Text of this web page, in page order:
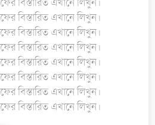
বিস্তারিত এখানে লিখুন।
বিস্তারিত এখানে লিখুন।
বিস্তারিত এখানে লিখুন।
বিস্তারিত এখানে লিখুন।
বিস্তারিত এখানে লিখুন।
বিস্তারিত এখানে লিখুন।
বিস্তারিত এখানে লিখুন।